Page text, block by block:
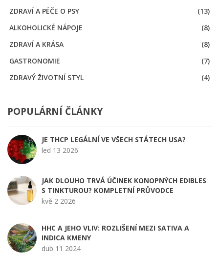
ZDRAVÍ A PÉČE O PSY
(13)
ALKOHOLICKÉ NÁPOJE
(8)
ZDRAVÍ A KRÁSA
(8)
GASTRONOMIE
(7)
ZDRAVÝ ŽIVOTNÍ STYL
(4)
POPULÁRNÍ ČLÁNKY
JE THCP LEGÁLNÍ VE VŠECH STÁTECH USA?
led 13 2026
JAK DLOUHO TRVÁ ÚČINEK KONOPNÝCH EDIBLES
S TINKTUROU? KOMPLETNÍ PRŮVODCE
kvě 2 2026
HHC A JEHO VLIV: ROZLIŠENÍ MEZI SATIVA A
INDICA KMENY
dub 11 2024